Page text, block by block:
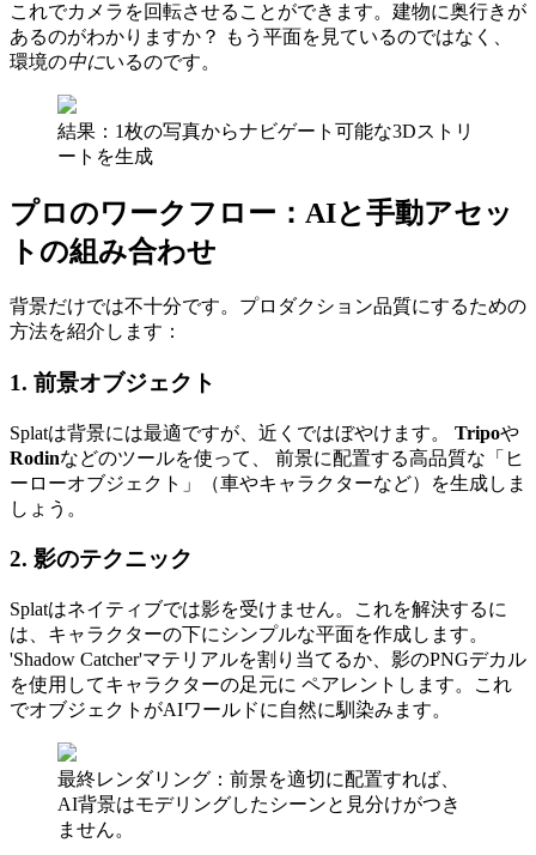
これでカメラを回転させることができます。建物に奥行きが
あるのがわかりますか？ もう平面を見ているのではなく、
環境の中にいるのです。
結果：1枚の写真からナビゲート可能な3Dストリ
ートを生成
プロのワークフロー：AIと手動アセッ
トの組み合わせ
背景だけでは不十分です。プロダクション品質にするための
方法を紹介します：
1. 前景オブジェクト
Splatは背景には最適ですが、近くではぼやけます。 Tripoや
Rodinなどのツールを使って、 前景に配置する高品質な「ヒ
ーローオブジェクト」（車やキャラクターなど）を生成しま
しょう。
2. 影のテクニック
Splatはネイティブでは影を受けません。これを解決するに
は、キャラクターの下にシンプルな平面を作成します。
'Shadow Catcher'マテリアルを割り当てるか、影のPNGデカル
を使用してキャラクターの足元に ペアレントします。これ
でオブジェクトがAIワールドに自然に馴染みます。
最終レンダリング：前景を適切に配置すれば、
AI背景はモデリングしたシーンと見分けがつき
ません。